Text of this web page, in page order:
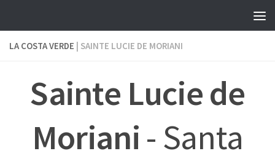
LA COSTA VERDE | SAINTE LUCIE DE MORIANI
Sainte Lucie de
Moriani - Santa